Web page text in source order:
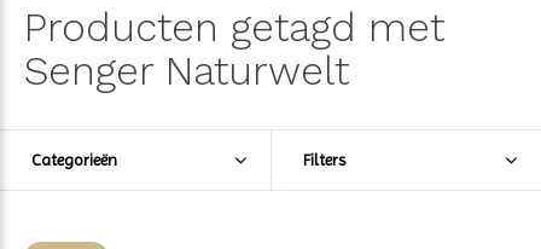
Producten getagd met
Senger Naturwelt
Categorieën Filters